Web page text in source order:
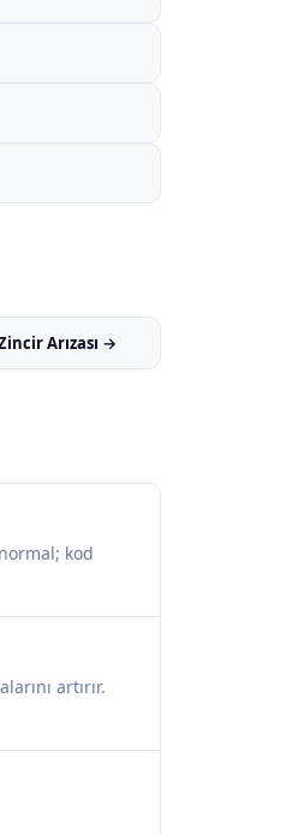
Arızası →
kod
artırır.